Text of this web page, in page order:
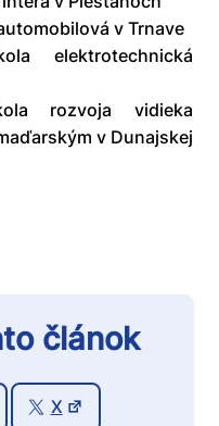
v Trnave
elektrotechnická
rozvoja vidieka
v Dunajskej
článok
X